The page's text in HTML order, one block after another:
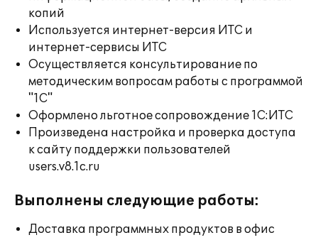
копий
Используется интернет-версия ИТС и
интернет-сервисы ИТС
Осуществляется консультирование по
методическим вопросам работы с программой
"1С"
Оформлено льготное сопровождение 1С:ИТС
Произведена настройка и проверка доступа
к сайту поддержки пользователей
users.v8.1c.ru
Выполнены следующие работы:
Доставка программных продуктов в офис